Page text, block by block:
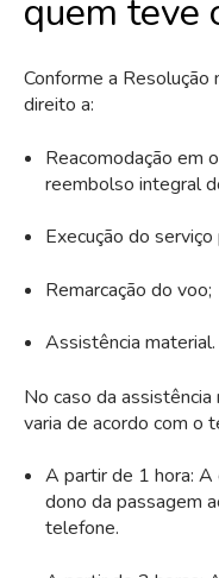
quem teve
Conforme a
direito a:
Reacomodação em
reembolso integral
Execução do
Remarcação do voo;
Assistência material.
No caso da
varia de acordo com o
A partir de 1 hora: A
dono da passagem
telefone.